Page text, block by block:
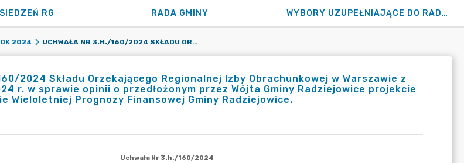
RG RADA GMINY WYBORY UZUPEŁNIAJĄCE DO RADY GMINY 2026
2024 UCHWAŁA NR 3.H./160/2024 SKŁADU ORZEKAJĄCEGO REGIONALNEJ IZBY OBRACHUNKOWEJ W WARSZAWIE Z DNIA 2 GRUDNIA 2024 R. W SPRAWIE OPINII O PRZEDŁOŻONYM PRZEZ WÓJTA GMINY RADZIEJOWICE PROJEKCIE UCHWAŁY W SPRAWIE WIELOLETNIEJ PROGNOZY FINANSOWEJ GMINY RADZIEJOWICE.
2024 Składu Orzekającego Regionalnej Izby Obrachunkowej w Warszawie z
r. w sprawie opinii o przedłożonym przez Wójta Gminy Radziejowice projekcie
Wieloletniej Prognozy Finansowej Gminy Radziejowice.